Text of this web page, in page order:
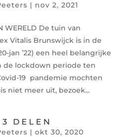
| nov 2, 2021
WERELD De tuin van
Vitalis Brunswijck is in de
jan ’22) een heel belangrijke
de lockdown periode ten
19 pandemie mochten
niet meer uit, bezoek...
DELEN
| okt 30, 2020